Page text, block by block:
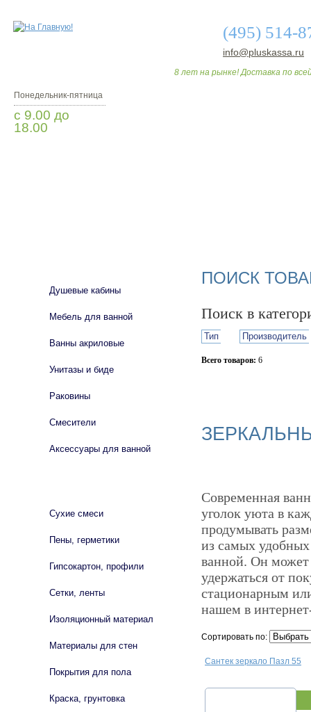
(495) 514-
info@pluskassa.ru
8 лет на рынке! Доставка по
Понедельник-пятница
с 9.00 до
18.00
ПОИСК
Поиск в
Тип Производитель
Всего товаров: 6
Современная
уголок уюта в
продумывать
из самых
ванной. Он
удержаться от
стационарным
нашем в
Сортировать по:
Сантек зеркало Пазл 55
Душевые кабины
Мебель для ванной
Ванны акриловые
Унитазы и биде
Раковины
Смесители
Аксессуары для ванной
Сухие смеси
Пены, герметики
Гипсокартон, профили
Сетки, ленты
Изоляционный материал
Материалы для стен
Покрытия для пола
Краска, грунтовка